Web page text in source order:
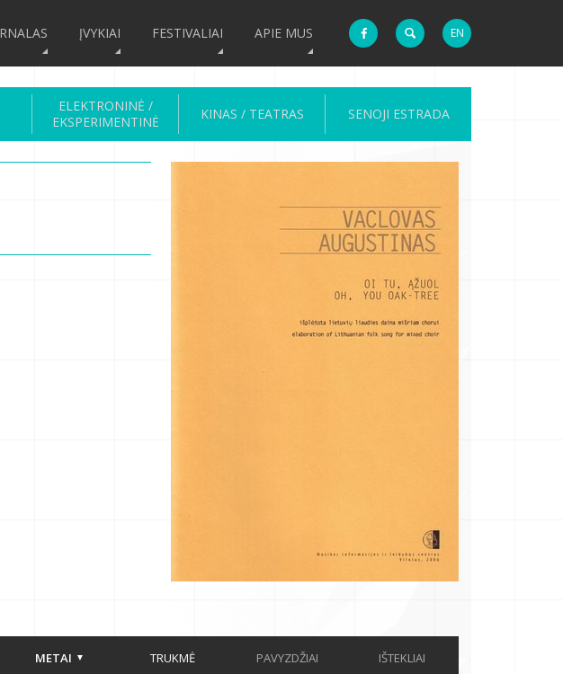
EN
ĮVYKIAI FESTIVALIAI APIE MUS
ELEKTRONINĖ /
EKSPERIMENTINĖ
KINAS / TEATRAS SENOJI ESTRADA
METAI TRUKMĖ PAVYZDŽIAI IŠTEKLIAI